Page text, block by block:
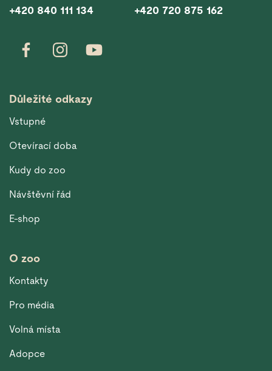
+420 840 111 134 +420 720 875 162
Důležité odkazy
Vstupné
Otevírací doba
Kudy do zoo
Návštěvní řád
E-shop
O zoo
Kontakty
Pro média
Volná místa
Adopce